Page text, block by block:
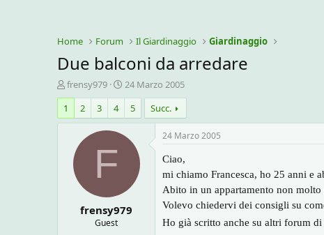
Home Forum Il Giardinaggio Giardinaggio
Due balconi da arredare
C
r
e
a
frensy979
D
a
a
d
z
i
24 Marzo 2005
1
2 3 4 5 Succ.
F
frensy979
Guest
24 Marzo 2005
Ciao,
mi chiamo Francesca, ho 25 anni e
Abito in un appartamento non
Volevo chiedervi dei consigli su
Ho già scritto anche su altri forum